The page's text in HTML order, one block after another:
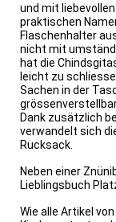
und mit
praktischen
Flaschenhalter
nicht mit
hat die
leicht zu
Sachen in der
Dank zusätzlich
verwandelt sich
Rucksack.
Neben einer
Lieblingsbuch
Wie alle Artikel